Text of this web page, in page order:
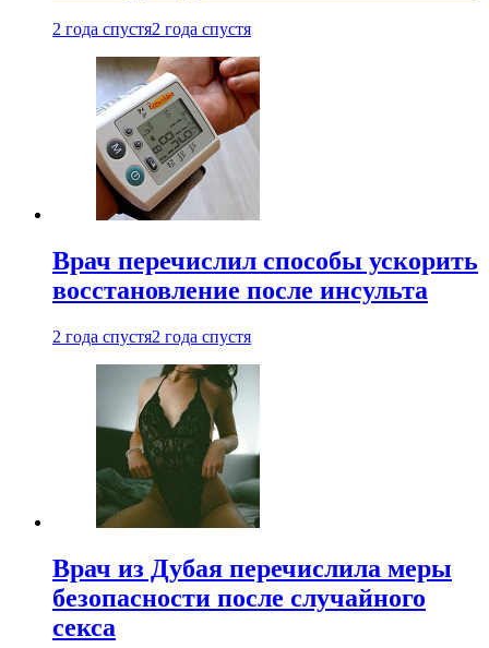
2 года спустя2 года спустя
Врач перечислил способы ускорить
восстановление после инсульта
2 года спустя2 года спустя
Врач из Дубая перечислила меры
безопасности после случайного
секса